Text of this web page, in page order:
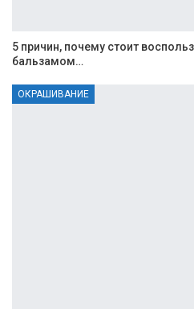
5 причин, почему стоит
бальзамом…
ОКРАШИВАНИЕ